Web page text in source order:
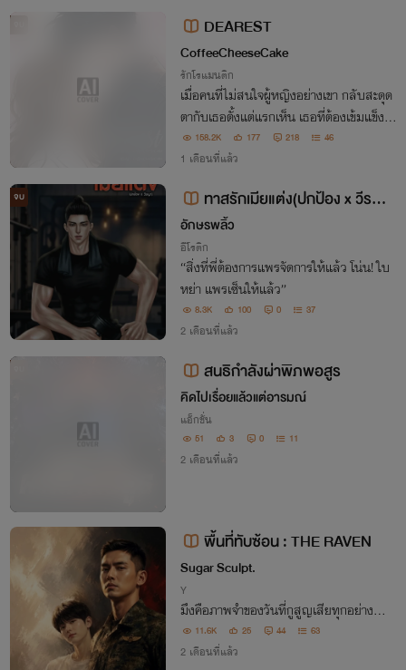
DEAREST
CoffeeCheeseCake
รักโรแมนติก
เมื่อคนที่ไม่สนใจผู้หญิงอย่างเขา กลับสะดุด
ตากับเธอตั้งแต่แรกเห็น เธอที่ต้องเข้มแข็งเพื่
อล้างแค้นให้ครอบครัว และเขาที่พร้อมจะทำ
ทุกอย่างเพื่อปกป้องเธอที่รัก แม้เวลาจะเดินไ
158.2K 177 218 46
1 เดือนที่แล้ว
จบ
ทาสรักเมียแต่ง(ปกป้อง x วีรญ
า)
อักษรพลิ้ว
อีโรติก
“สิ่งที่พี่ต้องการแพรจัดการให้แล้ว โน่น! ใบ
หย่า แพรเซ็นให้แล้ว”
8.3K 100 0 37
2 เดือนที่แล้ว
สนธิกำลังผ่าพิภพอสูร
คิดไปเรื่อยแล้วแต่อารมณ์
แอ็กชั่น
51 3 0 11
2 เดือนที่แล้ว
พื้นที่ทับซ้อน : THE RAVEN
Sugar Sculpt.
Y
มึงคือภาพจำของวันที่กูสูญเสียทุกอย่าง…
11.6K 25 44 63
2 เดือนที่แล้ว